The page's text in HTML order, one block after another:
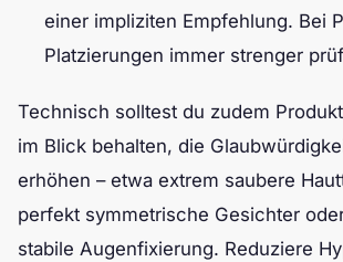
einer impliziten Empfehlung. Bei
Platzierungen immer strenger
Technisch solltest du zudem
im Blick behalten, die
erhöhen – etwa extrem saubere
perfekt symmetrische Gesichter
stabile Augenfixierung. Reduziere